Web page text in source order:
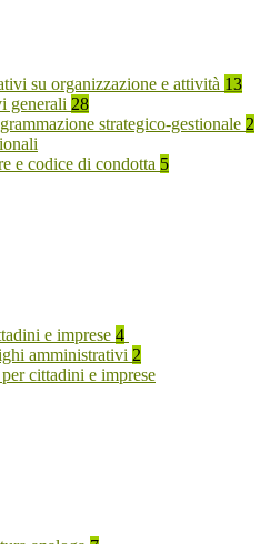
su organizzazione e attività 13
generali 28
strategico-gestionale 2
e codice di condotta 5
e imprese 4
amministrativi 2
cittadini e imprese